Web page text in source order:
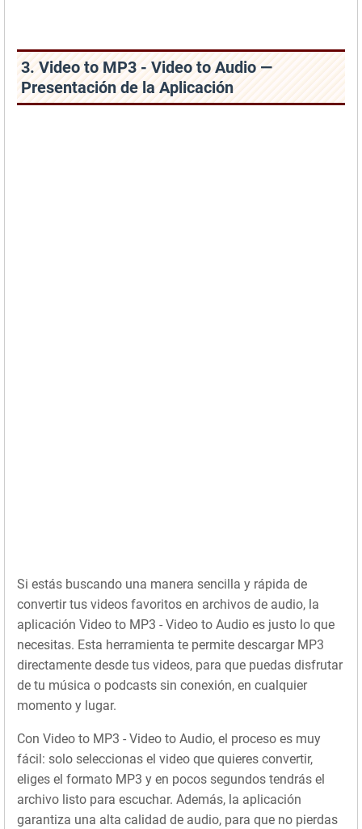
3. Video to MP3 - Video to Audio —
Presentación de la Aplicación
Si estás buscando una manera sencilla y rápida de
convertir tus videos favoritos en archivos de audio, la
aplicación Video to MP3 - Video to Audio es justo lo que
necesitas. Esta herramienta te permite descargar MP3
directamente desde tus videos, para que puedas disfrutar
de tu música o podcasts sin conexión, en cualquier
momento y lugar.
Con Video to MP3 - Video to Audio, el proceso es muy
fácil: solo seleccionas el video que quieres convertir,
eliges el formato MP3 y en pocos segundos tendrás el
archivo listo para escuchar. Además, la aplicación
garantiza una alta calidad de audio, para que no pierdas